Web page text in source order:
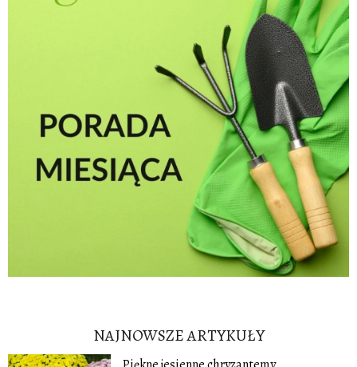
NAJNOWSZE ARTYKUŁY